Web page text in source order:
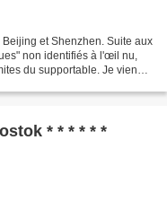
et Shenzhen. Suite aux
non identifiés à l'œil nu,
du supportable. Je viens
* * * * * *